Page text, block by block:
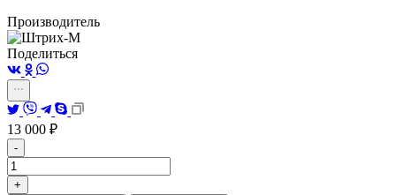
Производитель
Поделиться
13 000 ₽
-
+